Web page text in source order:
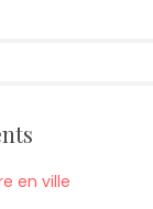
en ville